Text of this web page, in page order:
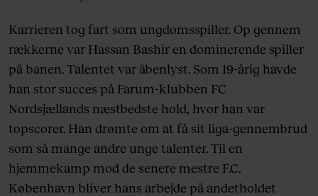
Karrieren tog fart som ungdomsspiller. Op gennem
rækkerne var Hassan Bashir en dominerende spiller
på banen. Talentet var åbenlyst. Som 19-årig havde
han stor succes på Farum-klubben FC
Nordsjællands næstbedste hold, hvor han var
topscorer. Han drømte om at få sit liga-gennembrud
som så mange andre unge talenter. Til en
hjemmekamp mod de senere mestre F.C.
København bliver hans arbejde på andetholdet